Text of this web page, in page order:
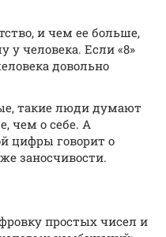
и чем ее больше,
у человека. Если «8»
довольно
такие люди думают
чем о себе. А
цифры говорит о
заносчивости.
простых чисел и